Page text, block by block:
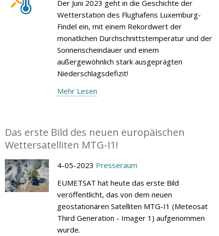
Der Juni 2023 geht in die Geschichte der
Wetterstation des Flughafens Luxemburg-
Findel ein, mit einem Rekordwert der
monatlichen Durchschnittstemperatur und der
Sonnenscheindauer und einem
außergewöhnlich stark ausgeprägten
Niederschlagsdefizit!
Mehr Lesen
Das erste Bild des neuen europäischen
Wettersatelliten MTG-I1!
4-05-2023 Presseraum
EUMETSAT hat heute das erste Bild
veröffentlicht, das von dem neuen
geostationären Satelliten MTG-I1 (Meteosat
Third Generation - Imager 1) aufgenommen
wurde.